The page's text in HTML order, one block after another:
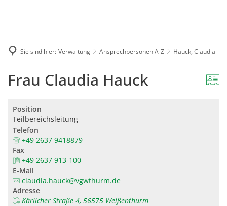
Sie sind hier: Verwaltung Ansprechpersonen A-Z Hauck, Claudia
Frau Claudia Hauck
Position
Teilbereichsleitung
Telefon
+49 2637 9418879
Fax
+49 2637 913-100
E-Mail
claudia.hauck@vgwthurm.de
Adresse
Kärlicher Straße 4, 56575 Weißenthurm